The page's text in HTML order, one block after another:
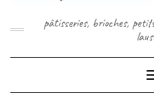
pâtisseries, brioches,